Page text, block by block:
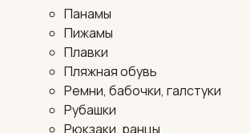
Панамы
Пижамы
Плавки
Пляжная обувь
Ремни, бабочки, галстуки
Рубашки
Рюкзаки, ранцы